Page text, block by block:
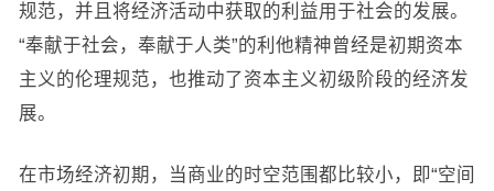
规范，并且将经济活动中获取的利益用于社会的发展。
“奉献于社会，奉献于人类”的利他精神曾经是初期资本
主义的伦理规范，也推动了资本主义初级阶段的经济发
展。
在市场经济初期，当商业的时空范围都比较小，即“空间